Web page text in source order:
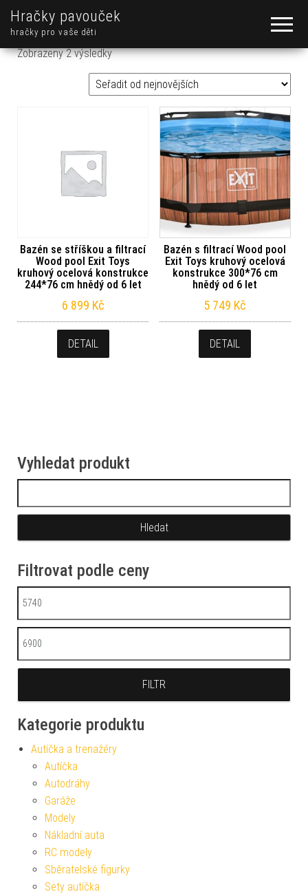
Hračky pavouček
hračky pro vaše děti
Zobrazeny 2 výsledkySeřazeno od nejnovějších
Bazén se stříškou a filtrací
Wood pool Exit Toys
kruhový ocelová konstrukce
244*76 cm hnědý od 6 let
6 899 Kč
DETAIL
Bazén s filtrací Wood pool
Exit Toys kruhový ocelová
konstrukce 300*76 cm
hnědý od 6 let
5 749 Kč
DETAIL
Vyhledat produkt
Filtrovat podle ceny
Minimální cena
Maximální cena
FILTR
Kategorie produktu
Autíčka a trenažéry
Autíčka
Autodráhy
Garáže
Modely
Nákladní auta
RC modely
Sběratelské figurky
Sety autíčka